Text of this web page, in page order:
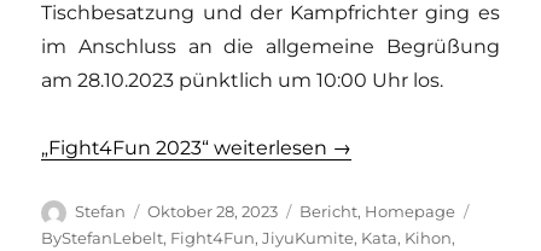
Tischbesatzung und der Kampfrichter ging es
im Anschluss an die allgemeine Begrüßung
am 28.10.2023 pünktlich um 10:00 Uhr los.
„Fight4Fun 2023“ weiterlesen →
Autor
Stefan
Veröffentlicht
am
Oktober 28, 2023 Kategorien
Bericht, Homepage
ByStefanLebelt, Fight4Fun,JiyuKumite, Kata, Kihon,